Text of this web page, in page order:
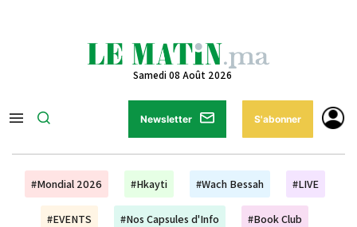
Samedi 08 Août 2026
Newsletter S'abonner
#Mondial 2026 #Hkayti #Wach Bessah #LIVE
#EVENTS #Nos Capsules d'Info #Book Club